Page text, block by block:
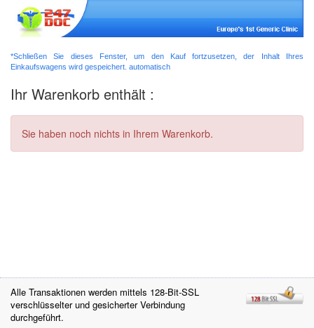
*Schließen Sie dieses Fenster, um den Kauf fortzusetzen, der Inhalt Ihres
Einkaufswagens wird gespeichert. automatisch
Ihr Warenkorb enthält :
Sie haben noch nichts in Ihrem Warenkorb.
Alle Transaktionen werden mittels 128-Bit-SSL
verschlüsselter und gesicherter Verbindung
durchgeführt.